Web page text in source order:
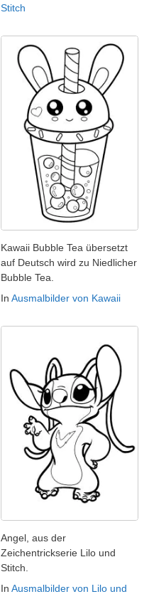
Stitch
Kawaii Bubble Tea übersetzt
auf Deutsch wird zu Niedlicher
Bubble Tea.
In Ausmalbilder von Kawaii
Angel, aus der
Zeichentrickserie Lilo und
Stitch.
In Ausmalbilder von Lilo und